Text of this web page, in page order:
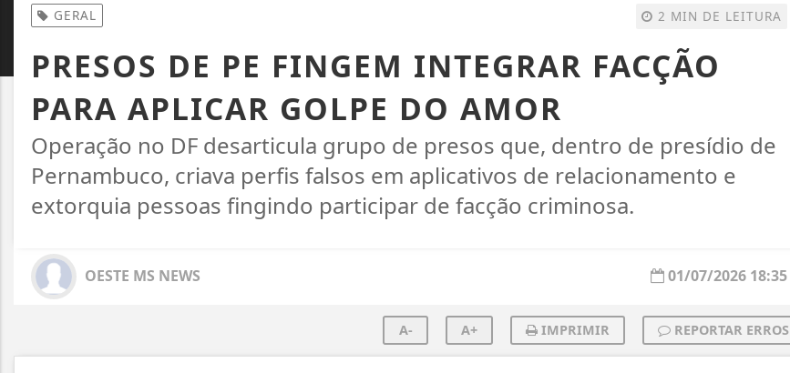
GERAL 2 MIN DE LEITURA
PRESOS DE PE FINGEM INTEGRAR FACÇÃO
PARA APLICAR GOLPE DO AMOR
Operação no DF desarticula grupo de presos que, dentro de presídio de
Pernambuco, criava perfis falsos em aplicativos de relacionamento e
extorquia pessoas fingindo participar de facção criminosa.
OESTE MS NEWS 01/07/2026 18:35
A- A+ IMPRIMIR REPORTAR ERROS